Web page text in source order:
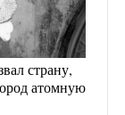
страну,
атомную